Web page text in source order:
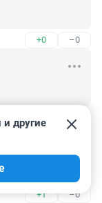
+0 –0
–0
+1 –0
другие